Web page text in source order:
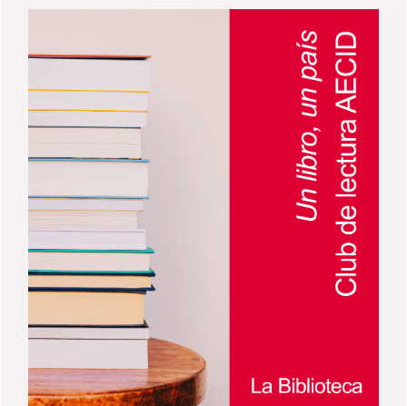
muestra pone en valor, además, una de las
características más singulares de la
procedencias y la importancia de las
bibliotecas personales y donaciones que,
con el tiempo, han contribuido a formar sus
colecciones. Porque los libros dejan huella
en quienes los leen, pero los lectores
también dejan huella en los libros.
📍 Información práctica Lugar: Vestíbulo de
la Sede AECID (Avda. de los Reyes Católicos,
4, Madrid). Horario: Lunes a viernes, de 9:00
a 19:00 h. Cerrado sábados, domingos y
festivos. Acceso libre y gratuito.
cultura árabe, hispanoárabe, islámica,
andalusí y obras traducidas del árabe. Esta
actividad, que se celebra como cada año en
la Semana del Libro, se enmarca en la línea
de colaboración y apoyo que mantiene la
Biblioteca con investigadores, arabistas,
instituciones y usuarios, para fortalecer una
colección de referencia en el ámbito de los
estudios árabes e islámicos. Las donaciones
constituyen una vía esencial de crecimiento
de los fondos de la Biblioteca y permiten
incorporar publicaciones especializadas,
ediciones locales y materiales de valor
académico y patrimonial. Durante la
jornada, las personas participantes podrán